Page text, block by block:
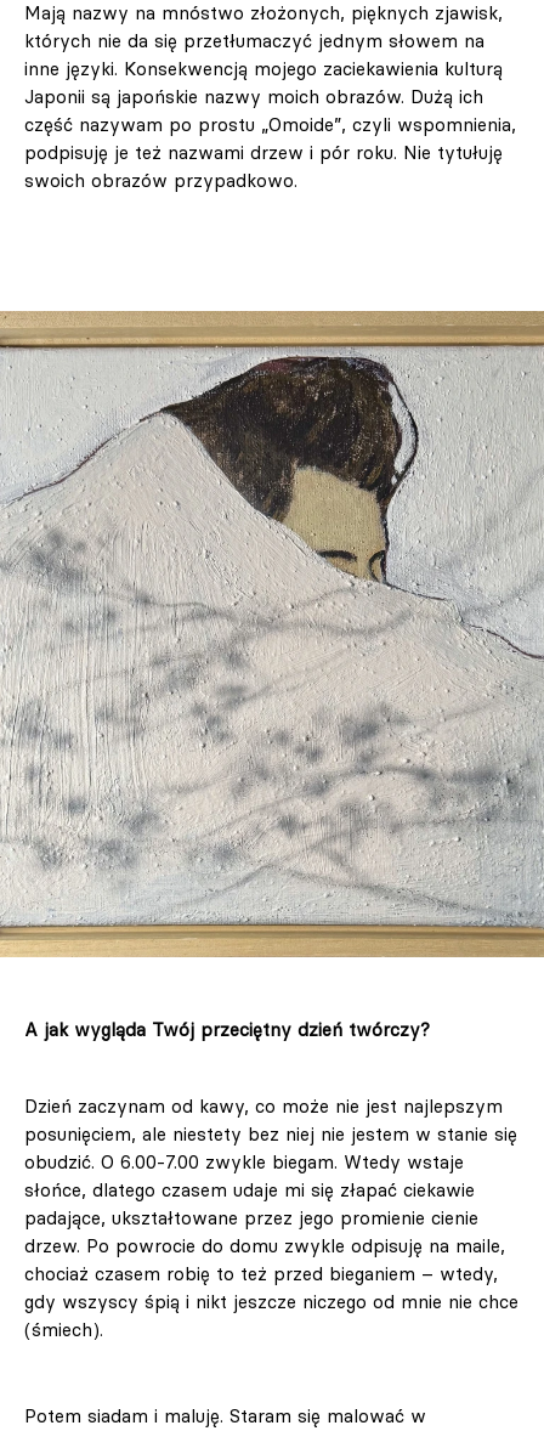
Mają nazwy na mnóstwo złożonych, pięknych zjawisk,
których nie da się przetłumaczyć jednym słowem na
inne języki. Konsekwencją mojego zaciekawienia kulturą
Japonii są japońskie nazwy moich obrazów. Dużą ich
część nazywam po prostu „Omoide”, czyli wspomnienia,
podpisuję je też nazwami drzew i pór roku. Nie tytułuję
swoich obrazów przypadkowo.
A jak wygląda Twój przeciętny dzień twórczy?
Dzień zaczynam od kawy, co może nie jest najlepszym
posunięciem, ale niestety bez niej nie jestem w stanie się
obudzić. O 6.00-7.00 zwykle biegam. Wtedy wstaje
słońce, dlatego czasem udaje mi się złapać ciekawie
padające, ukształtowane przez jego promienie cienie
drzew. Po powrocie do domu zwykle odpisuję na maile,
chociaż czasem robię to też przed bieganiem – wtedy,
gdy wszyscy śpią i nikt jeszcze niczego od mnie nie chce
(śmiech).
Potem siadam i maluję. Staram się malować w